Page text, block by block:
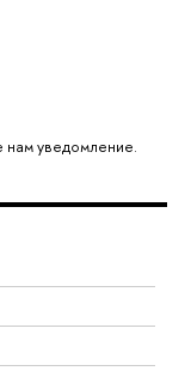
нам уведомление.